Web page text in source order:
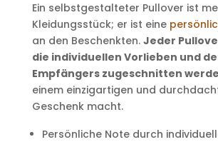
Ein selbstgestalteter Pullover ist
Kleidungsstück; er ist eine
an den Beschenkten. Jeder
die individuellen Vorlieben und
Empfängers zugeschnitten
einem einzigartigen und
Geschenk macht.
Persönliche Note durch